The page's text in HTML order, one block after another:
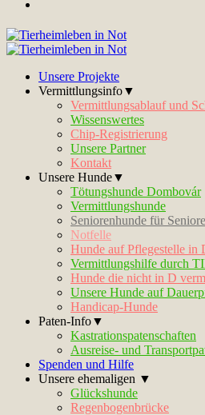
Unsere Projekte
Vermittlungsinfo▼
Vermittlungsablauf und
Wissenswertes
Chip-Registrierung
Unsere Partner
Kontakt
Unsere Hunde▼
Tötungshunde Dombovár
Vermittlungshunde
Seniorenhunde für
Notfelle
Hunde auf Pflegestelle in
Vermittlungshilfe durch
Hunde die nicht in D
Unsere Hunde auf
Handicap-Hunde
Paten-Info▼
Kastrationspatenschaften
Ausreise- und
Spenden und Hilfe
Unsere ehemaligen ▼
Glückshunde
Regenbogenbrücke